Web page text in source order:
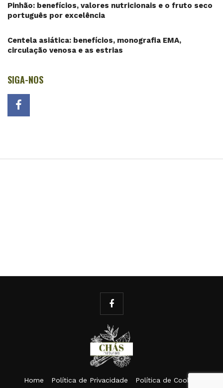
Pinhão: benefícios, valores nutricionais e o fruto seco
português por excelência
Centela asiática: benefícios, monografia EMA,
circulação venosa e as estrias
SIGA-NOS
Home Política de Privacidade
Política de Cookies